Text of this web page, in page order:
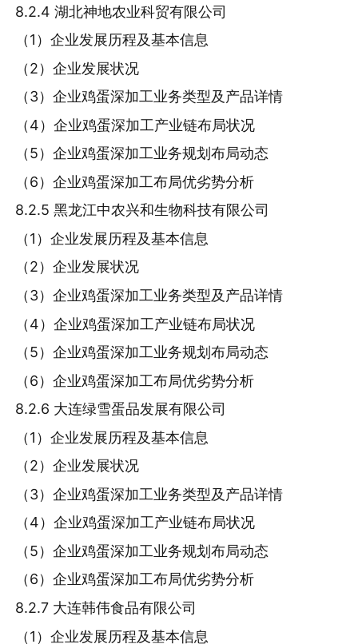
8.2.4 湖北神地农业科贸有限公司
（1）企业发展历程及基本信息
（2）企业发展状况
（3）企业鸡蛋深加工业务类型及产品详情
（4）企业鸡蛋深加工产业链布局状况
（5）企业鸡蛋深加工业务规划布局动态
（6）企业鸡蛋深加工布局优劣势分析
8.2.5 黑龙江中农兴和生物科技有限公司
（1）企业发展历程及基本信息
（2）企业发展状况
（3）企业鸡蛋深加工业务类型及产品详情
（4）企业鸡蛋深加工产业链布局状况
（5）企业鸡蛋深加工业务规划布局动态
（6）企业鸡蛋深加工布局优劣势分析
8.2.6 大连绿雪蛋品发展有限公司
（1）企业发展历程及基本信息
（2）企业发展状况
（3）企业鸡蛋深加工业务类型及产品详情
（4）企业鸡蛋深加工产业链布局状况
（5）企业鸡蛋深加工业务规划布局动态
（6）企业鸡蛋深加工布局优劣势分析
8.2.7 大连韩伟食品有限公司
（1）企业发展历程及基本信息